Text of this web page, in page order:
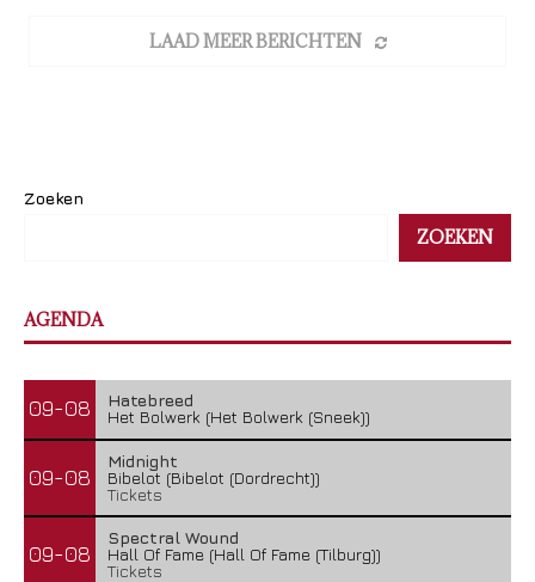
LAAD MEER BERICHTEN
Zoeken
ZOEKEN
AGENDA
09-08
Hatebreed
Het Bolwerk (Het Bolwerk (Sneek))
09-08
Midnight
Bibelot (Bibelot (Dordrecht))
Tickets
09-08
Spectral Wound
Hall Of Fame (Hall Of Fame (Tilburg))
Tickets